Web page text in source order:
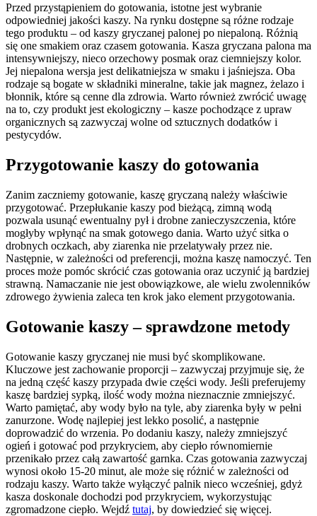
Przed przystąpieniem do gotowania, istotne jest wybranie
odpowiedniej jakości kaszy. Na rynku dostępne są różne rodzaje
tego produktu – od kaszy gryczanej palonej po niepaloną. Różnią
się one smakiem oraz czasem gotowania. Kasza gryczana palona ma
intensywniejszy, nieco orzechowy posmak oraz ciemniejszy kolor.
Jej niepalona wersja jest delikatniejsza w smaku i jaśniejsza. Oba
rodzaje są bogate w składniki mineralne, takie jak magnez, żelazo i
błonnik, które są cenne dla zdrowia. Warto również zwrócić uwagę
na to, czy produkt jest ekologiczny – kasze pochodzące z upraw
organicznych są zazwyczaj wolne od sztucznych dodatków i
pestycydów.
Przygotowanie kaszy do gotowania
Zanim zaczniemy gotowanie, kaszę gryczaną należy właściwie
przygotować. Przepłukanie kaszy pod bieżącą, zimną wodą
pozwala usunąć ewentualny pył i drobne zanieczyszczenia, które
mogłyby wpłynąć na smak gotowego dania. Warto użyć sitka o
drobnych oczkach, aby ziarenka nie przelatywały przez nie.
Następnie, w zależności od preferencji, można kaszę namoczyć. Ten
proces może pomóc skrócić czas gotowania oraz uczynić ją bardziej
strawną. Namaczanie nie jest obowiązkowe, ale wielu zwolenników
zdrowego żywienia zaleca ten krok jako element przygotowania.
Gotowanie kaszy – sprawdzone metody
Gotowanie kaszy gryczanej nie musi być skomplikowane.
Kluczowe jest zachowanie proporcji – zazwyczaj przyjmuje się, że
na jedną część kaszy przypada dwie części wody. Jeśli preferujemy
kaszę bardziej sypką, ilość wody można nieznacznie zmniejszyć.
Warto pamiętać, aby wody było na tyle, aby ziarenka były w pełni
zanurzone. Wodę najlepiej jest lekko posolić, a następnie
doprowadzić do wrzenia. Po dodaniu kaszy, należy zmniejszyć
ogień i gotować pod przykryciem, aby ciepło równomiernie
przenikało przez całą zawartość garnka. Czas gotowania zazwyczaj
wynosi około 15-20 minut, ale może się różnić w zależności od
rodzaju kaszy. Warto także wyłączyć palnik nieco wcześniej, gdyż
kasza doskonale dochodzi pod przykryciem, wykorzystując
zgromadzone ciepło. Wejdź tutaj, by dowiedzieć się więcej.